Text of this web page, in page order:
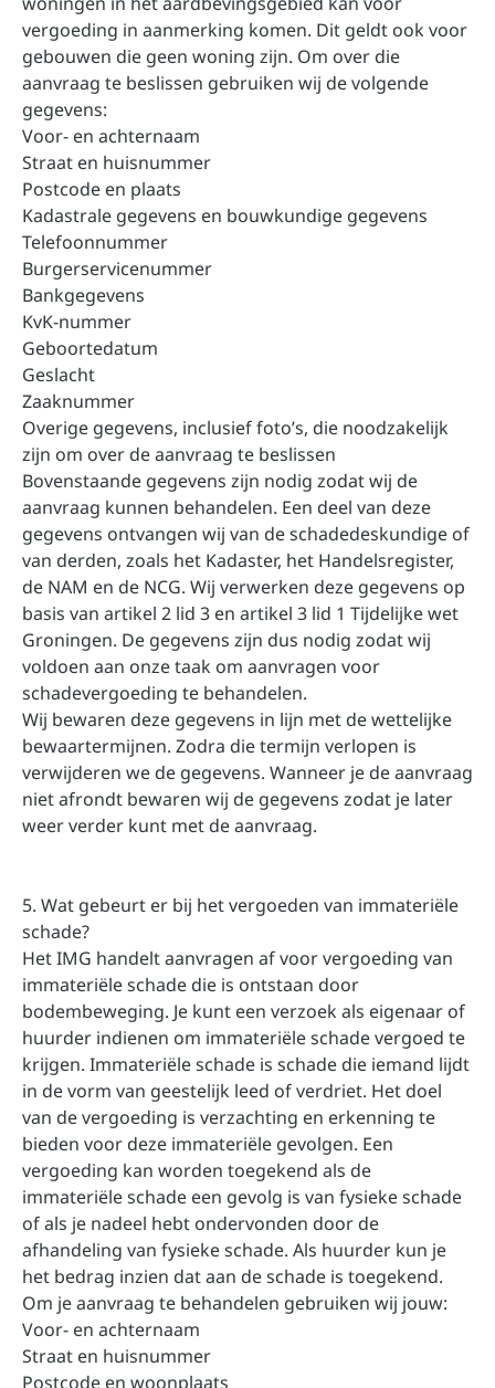
vergoeding in aanmerking komen. Dit geldt ook voor
gebouwen die geen woning zijn. Om over die
aanvraag te beslissen gebruiken wij de volgende
gegevens:
Voor- en achternaam
Straat en huisnummer
Postcode en plaats
Kadastrale gegevens en bouwkundige gegevens
Telefoonnummer
Burgerservicenummer
Bankgegevens
KvK-nummer
Geboortedatum
Geslacht
Zaaknummer
Overige gegevens, inclusief foto’s, die noodzakelijk
zijn om over de aanvraag te beslissen
Bovenstaande gegevens zijn nodig zodat wij de
aanvraag kunnen behandelen. Een deel van deze
gegevens ontvangen wij van de schadedeskundige of
van derden, zoals het Kadaster, het Handelsregister,
de NAM en de NCG. Wij verwerken deze gegevens op
basis van artikel 2 lid 3 en artikel 3 lid 1 Tijdelijke wet
Groningen. De gegevens zijn dus nodig zodat wij
voldoen aan onze taak om aanvragen voor
schadevergoeding te behandelen.
Wij bewaren deze gegevens in lijn met de wettelijke
bewaartermijnen. Zodra die termijn verlopen is
verwijderen we de gegevens. Wanneer je de aanvraag
niet afrondt bewaren wij de gegevens zodat je later
weer verder kunt met de aanvraag.
5. Wat gebeurt er bij het vergoeden van immateriële
schade?
Het IMG handelt aanvragen af voor vergoeding van
immateriële schade die is ontstaan door
bodembeweging. Je kunt een verzoek als eigenaar of
huurder indienen om immateriële schade vergoed te
krijgen. Immateriële schade is schade die iemand lijdt
in de vorm van geestelijk leed of verdriet. Het doel
van de vergoeding is verzachting en erkenning te
bieden voor deze immateriële gevolgen. Een
vergoeding kan worden toegekend als de
immateriële schade een gevolg is van fysieke schade
of als je nadeel hebt ondervonden door de
afhandeling van fysieke schade. Als huurder kun je
het bedrag inzien dat aan de schade is toegekend.
Om je aanvraag te behandelen gebruiken wij jouw:
Voor- en achternaam
Straat en huisnummer
Postcode en woonplaats